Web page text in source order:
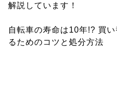
解説しています！
自転車の寿命は10年!? 買
るためのコツと処分方法